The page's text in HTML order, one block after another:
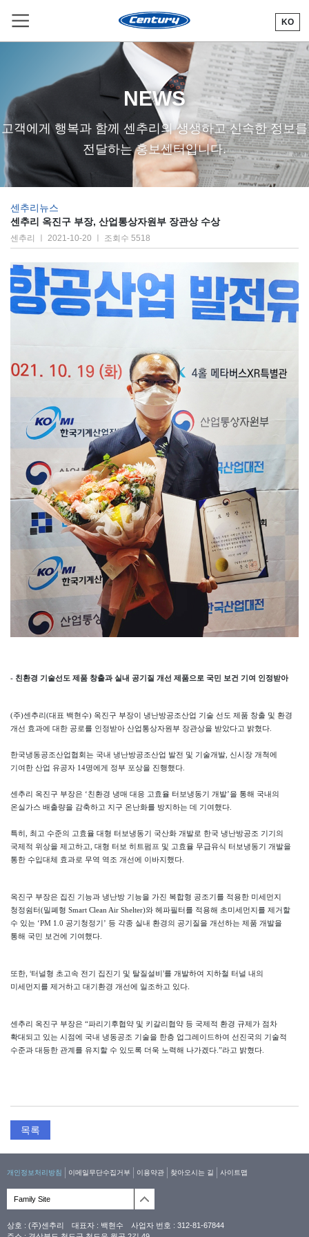
KO
NEWS
고객에게 행복과 함께 센추리의 생생하고 신속한 정보를
전달하는 홍보센터입니다.
센추리뉴스
센추리 옥진구 부장, 산업통상자원부 장관상 수상
센추리 ㅣ 2021-10-20 ㅣ 조회수 5518
- 친환경 기술선도 제품 창출과 실내 공기질 개선 제품으로 국민 보건 기여 인정받아
(주)센추리(대표 백현수) 옥진구 부장이 냉난방공조산업 기술 선도 제품 창출 및 환경
개선 효과에 대한 공로를 인정받아 산업통상자원부 장관상을 받았다고 밝혔다.
한국냉동공조산업협회는 국내 냉난방공조산업 발전 및 기술개발, 신시장 개척에
기여한 산업 유공자 14명에게 정부 포상을 진행했다.
센추리 옥진구 부장은 ‘친환경 냉매 대응 고효율 터보냉동기 개발’을 통해 국내의
온실가스 배출량을 감축하고 지구 온난화를 방지하는 데 기여했다.
특히, 최고 수준의 고효율 대형 터보냉동기 국산화 개발로 한국 냉난방공조 기기의
국제적 위상을 제고하고, 대형 터보 히트펌프 및 고효율 무급유식 터보냉동기 개발을
통한 수입대체 효과로 무역 역조 개선에 이바지했다.
옥진구 부장은 집진 기능과 냉난방 기능을 가진 복합형 공조기를 적용한 미세먼지
청정쉼터(밀폐형 Smart Clean Air Shelter)와 헤파필터를 적용해 초미세먼지를 제거할
수 있는 ‘PM 1.0 공기청정기’ 등 각종 실내 환경의 공기질을 개선하는 제품 개발을
통해 국민 보건에 기여했다.
또한, ‘터널형 초고속 전기 집진기 및 탈질설비’를 개발하여 지하철 터널 내의
미세먼지를 제거하고 대기환경 개선에 일조하고 있다.
센추리 옥진구 부장은 “파리기후협약 및 키갈리협약 등 국제적 환경 규제가 점차
확대되고 있는 시점에 국내 냉동공조 기술을 한층 업그레이드하여 선진국의 기술적
수준과 대등한 관계를 유지할 수 있도록 더욱 노력해 나가겠다.”라고 밝혔다.
개인정보처리방침 이메일무단수집거부 이용약관 찾아오시는 길 사이트맵
Family Site
상호 : (주)센추리 대표자 : 백현수 사업자 번호 : 312-81-67844